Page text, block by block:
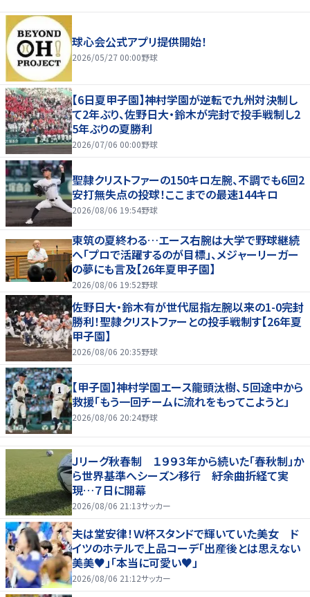
球心会公式アプリ提供開始！
2026/05/27 00:00野球
【6日夏甲子園】神村学園が逆転で九州対決制し
て2年ぶり、佐野日大・鈴木が完封で投手戦制し2
5年ぶりの夏勝利
2026/07/06 00:00野球
聖隷クリストファーの150キロ左腕、不調でも6回2
安打無失点の投球！ここまでの最速144キロ
2026/08/06 19:54野球
東筑の夏終わる…エース右腕は大学で野球継続
へ「プロで活躍するのが目標」、メジャーリーガー
の夢にも言及【26年夏甲子園】
2026/08/06 19:52野球
佐野日大・鈴木有が世代屈指左腕以来の1-0完封
勝利！聖隷クリストファーとの投手戦制す【26年夏
甲子園】
2026/08/06 20:35野球
【甲子園】神村学園エース龍頭汰樹、５回途中から
救援「もう一回チームに流れをもってこようと」
2026/08/06 20:24野球
Ｊリーグ秋春制 １９９３年から続いた「春秋制」か
ら世界基準へシーズン移行 紆余曲折経て実
現…７日に開幕
2026/08/06 21:13サッカー
夫は堂安律！Ｗ杯スタンドで輝いていた美女 ド
イツのホテルで上品コーデ「出産後とは思えない
美美♥」「本当に可愛い♥」
2026/08/06 21:12サッカー